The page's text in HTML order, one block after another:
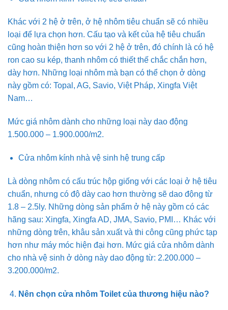
Khác với 2 hệ ở trên, ở hệ nhôm tiêu chuẩn sẽ có nhiều
loại để lựa chọn hơn. Cấu tạo và kết của hệ tiêu chuẩn
cũng hoàn thiện hơn so với 2 hệ ở trên, đó chính là có hệ
ron cao su kép, thanh nhôm có thiết thế chắc chắn hơn,
dày hơn. Những loại nhôm mà bạn có thể chọn ở dòng
này gồm có: Topal, AG, Savio, Việt Pháp, Xingfa Việt
Nam…
Mức giá nhôm dành cho những loại này dao động
1.500.000 – 1.900.000/m2.
Cửa nhôm kính nhà vệ sinh hệ trung cấp
Là dòng nhôm có cấu trúc hộp giống với các loại ở hệ tiêu
chuẩn, nhưng có độ dày cao hơn thường sẽ dao động từ
1.8 – 2.5ly. Những dòng sản phẩm ở hệ này gồm có các
hãng sau: Xingfa, Xingfa AD, JMA, Savio, PMI… Khác với
những dòng trên, khâu sản xuất và thi công cũng phức tạp
hơn như máy móc hiện đại hơn. Mức giá cửa nhôm dành
cho nhà vệ sinh ở dòng này dao động từ: 2.200.000 –
3.200.000/m2.
Nên chọn cửa nhôm Toilet của thương hiệu nào?